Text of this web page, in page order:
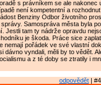
s právníkem se ale nakonec
není kompetentní a
Benziny Odbor životního
Samospráva města byla
Jestli tam ty nádrže opravdu
je škoda. Práce sice
nemají pořádek ve své vlastní
dávno vyndali, měli by to vědět.
a z té doby se ztratily i
odpovědět |